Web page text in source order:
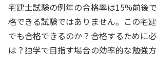
宅建士試験の例年の合格率は15%前後
格できる試験ではありません。この宅
でも合格できるのか？合格するために
は？独学で目指す場合の効率的な勉強